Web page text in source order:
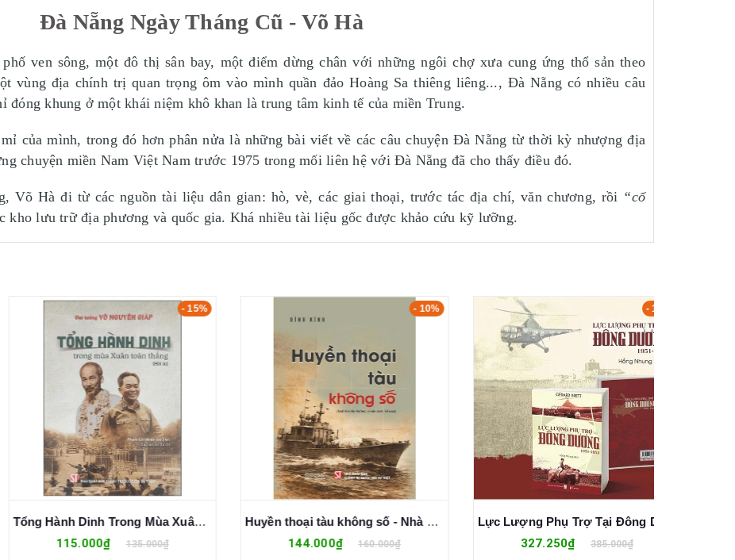
Đà Nẵng Ngày Tháng Cũ - Võ Hà
ven sông, một đô thị sân bay, một điểm dừng chân với những ngôi chợ xưa cung ứng thổ sản theo
vùng địa chính trị quan trọng ôm vào mình quần đảo Hoàng Sa thiêng liêng..., Đà Nẵng có nhiều câu
đóng khung ở một khái niệm khô khan là trung tâm kinh tế của miền Trung.
của mình, trong đó hơn phân nửa là những bài viết về các câu chuyện Đà Nẵng từ thời kỳ nhượng địa
chuyện miền Nam Việt Nam trước 1975 trong mối liên hệ với Đà Nẵng đã cho thấy điều đó.
Võ Hà đi từ các nguồn tài liệu dân gian: hò, vè, các giai thoại, trước tác địa chí, văn chương, rồi “cố
kho lưu trữ địa phương và quốc gia. Khá nhiều tài liệu gốc được khảo cứu kỹ lưỡng.
- 15%
Tổng Hành Dinh Trong Mùa Xuân Toàn Thắng - Đại Tướng Võ Nguyên Giáp
115.000₫ 135.000₫
- 10%
Huyền thoại tàu không số - Nhà văn Đình Kính
144.000₫ 160.000₫
- 15%
Lực Lượng Phụ Trợ Tại Đông Dương 1951-1953 - Gérard Brett
327.250₫ 385.000₫